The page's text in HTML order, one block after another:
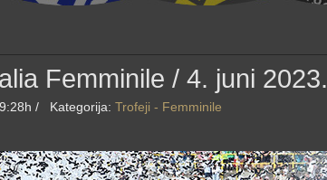
Femminile / 4. juni 2023.
/ Kategorija: Trofeji - Femminile